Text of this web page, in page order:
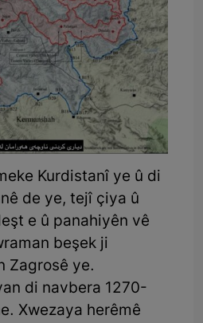
Kurdistanî ye û di
de ye, tejî çiya û
e û panahiyên vê
beşek ji
Zagrosê ye.
di navbera 1270-
Xwezaya herêmê